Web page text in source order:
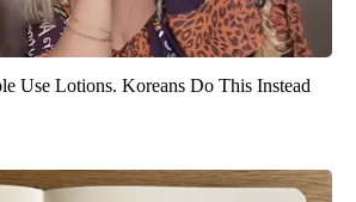
Use Lotions. Koreans Do This Instead